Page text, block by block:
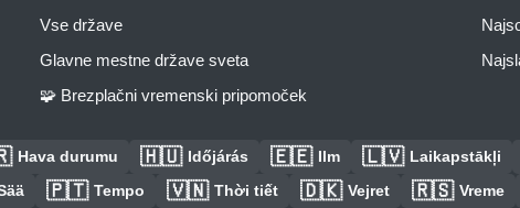
Vse države
Glavne mestne države sveta
🧩 Brezplačni vremenski pripomoček
Hava durumu 🇭🇺 Időjárás 🇪🇪 Ilm 🇱🇻 Laikapstākļi
🇵🇹 Tempo 🇻🇳 Thời tiết 🇩🇰 Vejret 🇷🇸 Vreme